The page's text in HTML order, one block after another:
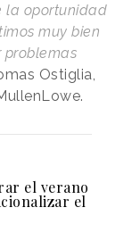
la oportunidad
muy bien
Ostiglia,
el verano
el